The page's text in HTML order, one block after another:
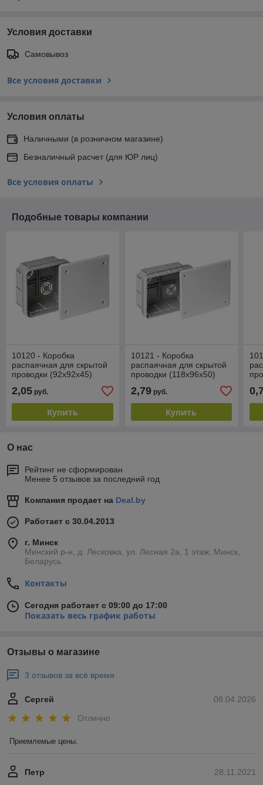
Условия доставки
Самовывоз
Все условия доставки
Условия оплаты
Наличными (в розничном магазине)
Безналичный расчет (для ЮР лиц)
Все условия оплаты
Подобные товары компании
10120 - Коробка
распаячная для скрытой
проводки (92x92x45)
2,05 руб.
Купить
10121 - Коробка
распаячная для скрытой
проводки (118х96х50)
2,79руб.
Купить
О нас
Рейтинг не сформирован
Менее 5 отзывов за последний год
Компания продает на Deal.by
Работает с 30.04.2013
г. Минск
Минский р-н, д. Лесковка, ул. Лесная 2а, 1 этаж, Минск,
Беларусь
Контакты
Сегодня работает с 09:00 до 17:00
Показать весь график работы
Отзывы о магазине
3 отзывов за всё время
08.04.2026
Сергей
Отлично
Приемлемые цены.
28.11.2021
Петр